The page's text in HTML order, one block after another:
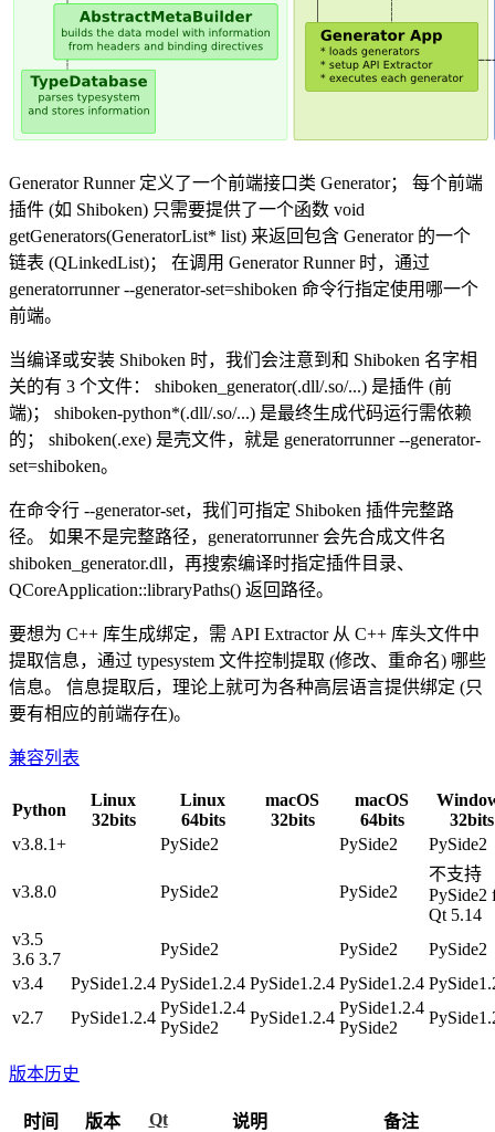
Generator Runner 定义了一个前端接口类 Generator； 每个前端
插件 (如 Shiboken) 只需要提供了一个函数 void
getGenerators(GeneratorList* list) 来返回包含 Generator 的一个
链表 (QLinkedList)； 在调用 Generator Runner 时，通过
generatorrunner --generator-set=shiboken 命令行指定使用哪一个
前端。
当编译或安装 Shiboken 时，我们会注意到和 Shiboken 名字相
关的有 3 个文件： shiboken_generator(.dll/.so/...) 是插件 (前
端)； shiboken-python*(.dll/.so/...) 是最终生成代码运行需依赖
的； shiboken(.exe) 是壳文件，就是 generatorrunner --generator-
set=shiboken。
在命令行 --generator-set，我们可指定 Shiboken 插件完整路
径。 如果不是完整路径，generatorrunner 会先合成文件名
shiboken_generator.dll，再搜索编译时指定插件目录、
QCoreApplication::libraryPaths() 返回路径。
要想为 C++ 库生成绑定，需 API Extractor 从 C++ 库头文件中
提取信息，通过 typesystem 文件控制提取 (修改、重命名) 哪些
信息。 信息提取后，理论上就可为各种高层语言提供绑定 (只
要有相应的前端存在)。
兼容列表
Python
Linux
32bits
Linux
64bits
macOS
32bits
macOS
64bits
32bits
v3.8.1+
PySide2 PySide2 PySide2
v3.8.0 PySide2 PySide2
不支持
PySide2
Qt 5.14
v3.5
3.6 3.7
PySide2 PySide2
PySide2
v3.4
PySide1.2.4 PySide1.2.4 PySide1.2.4 PySide1.2.4
v2.7
PySide1.2.4
PySide1.2.4
PySide2
PySide1.2.4
PySide1.2.4
PySide2
版本历史
时间 版本 Qt 说明
备注